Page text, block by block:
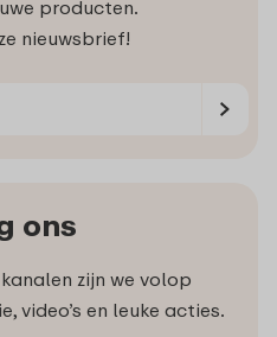
producten.
nieuwsbrief!
ons
zijn we volop
video’s en leuke acties.